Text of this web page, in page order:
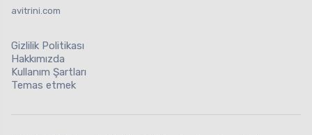
avitrini.com
Gizlilik Politikası
Hakkımızda
Kullanım Şartları
Temas etmek